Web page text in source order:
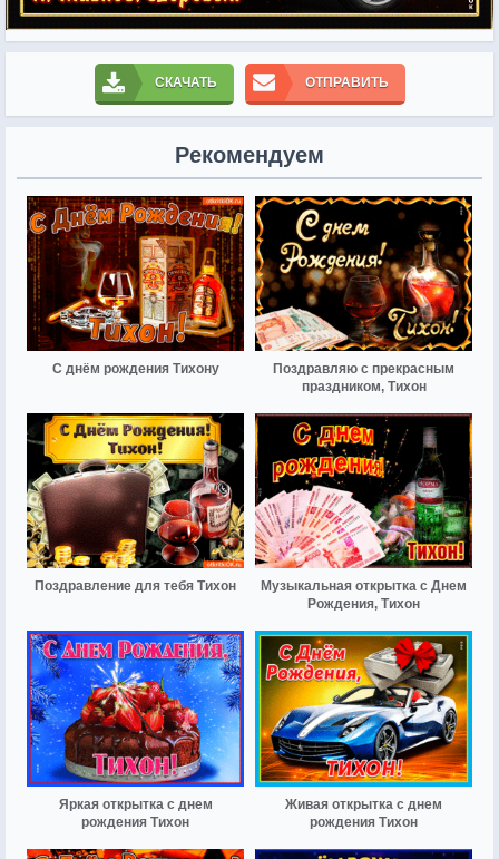
СКАЧАТЬ ОТПРАВИТЬ
Рекомендуем
С днём рождения Тихону
Поздравляю с прекрасным
праздником, Тихон
Поздравление для тебя Тихон
Музыкальная открытка с Днем
Рождения, Тихон
Яркая открытка с днем
рождения Тихон
Живая открытка с днем
рождения Тихон